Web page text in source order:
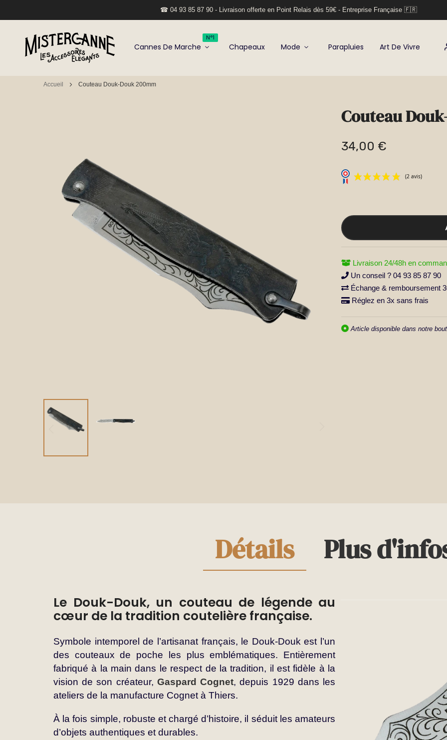
☎ 04 93 85 87 90 - Livraison offerte en Point Relais dès 59€ - Entreprise Française 🇫🇷
Cannes De Marche
N°1
Chapeaux Mode Parapluies Art De Vivre
Accueil Couteau Douk-Douk 200mm
d’images
Couteau
34,00 €
Livraison 24/48h en
Un conseil ? 04 93 85 87 90
Échange & remboursement
Réglez en 3x sans frais
Article disponible dans notre
Détails
Le Douk-Douk, un couteau de légende au
cœur de la tradition coutelière française.
Symbole intemporel de l’artisanat français, le Douk-Douk est l’un
des couteaux de poche les plus emblématiques. Entièrement
fabriqué à la main dans le respect de la tradition, il est fidèle à la
vision de son créateur, Gaspard Cognet, depuis 1929 dans les
ateliers de la manufacture Cognet à Thiers.
À la fois simple, robuste et chargé d’histoire, il séduit les amateurs
d’objets authentiques et durables.
Plus